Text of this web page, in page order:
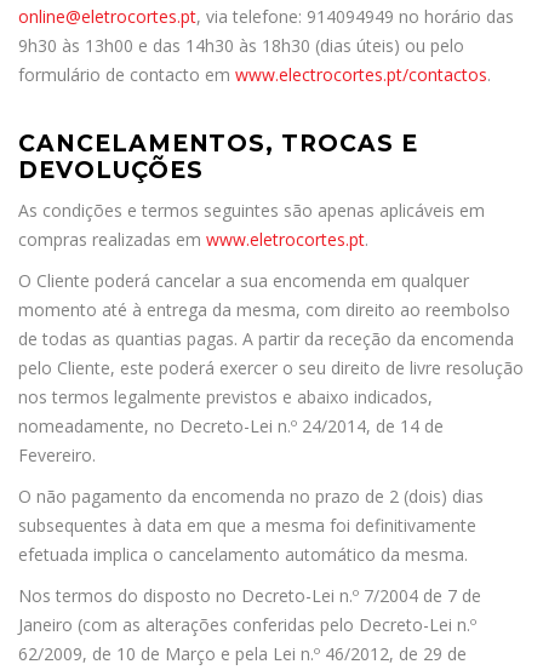
online@eletrocortes.pt, via telefone: 914094949 no horário das
9h30 às 13h00 e das 14h30 às 18h30 (dias úteis) ou pelo
formulário de contacto em www.electrocortes.pt/contactos.
CANCELAMENTOS, TROCAS E
DEVOLUÇÕES
As condições e termos seguintes são apenas aplicáveis em
compras realizadas em www.eletrocortes.pt.
O Cliente poderá cancelar a sua encomenda em qualquer
momento até à entrega da mesma, com direito ao reembolso
de todas as quantias pagas. A partir da receção da encomenda
pelo Cliente, este poderá exercer o seu direito de livre resolução
nos termos legalmente previstos e abaixo indicados,
nomeadamente, no Decreto-Lei n.º 24/2014, de 14 de
Fevereiro.
O não pagamento da encomenda no prazo de 2 (dois) dias
subsequentes à data em que a mesma foi definitivamente
efetuada implica o cancelamento automático da mesma.
Nos termos do disposto no Decreto-Lei n.º 7/2004 de 7 de
Janeiro (com as alterações conferidas pelo Decreto-Lei n.º
62/2009, de 10 de Março e pela Lei n.º 46/2012, de 29 de